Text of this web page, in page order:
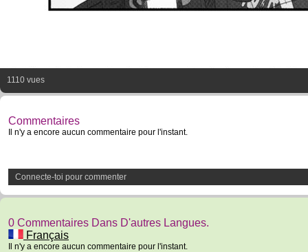
1110 vues
Commentaires
Il n'y a encore aucun commentaire pour l'instant.
Connecte-toi pour commenter
0 Commentaires Dans D'autres Langues.
Français
Il n'y a encore aucun commentaire pour l'instant.